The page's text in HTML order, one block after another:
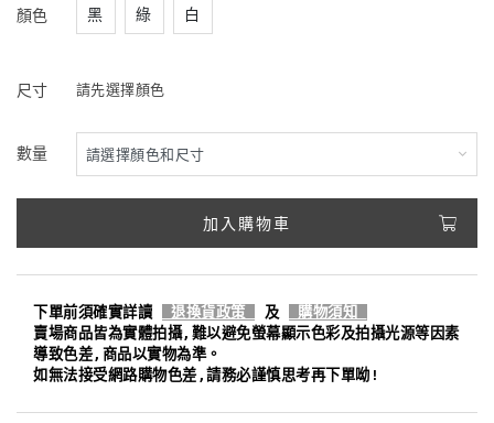
顏色 黑 綠 白
尺寸 請先選擇顏色
數量
加入購物車
下單前須確實詳讀 退換貨政策 及
購物須知
賣場商品皆為實體拍攝,難以避免螢幕顯示色彩及拍攝光源等因素
導致色差,商品以實物為準。
如無法接受網路購物色差,請務必謹慎思考再下單呦!